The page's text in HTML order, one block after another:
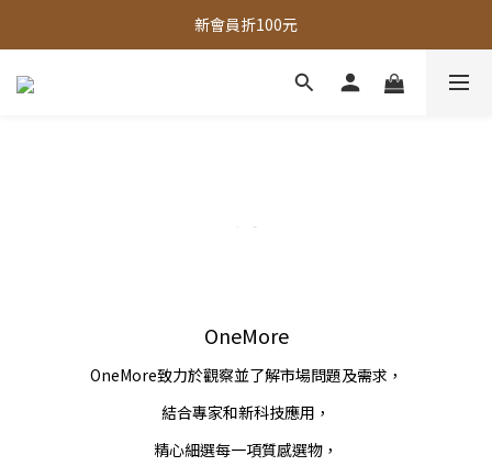
全館，滿888超取免運｜滿1500宅配免運
新會員折100元
全館現貨商品，3個工作天內出貨
OneMore
OneMore致力於觀察並了解市場問題及需求，
結合專家和新科技應用，
精心細選每一項質感選物，